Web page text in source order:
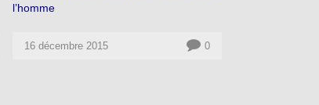
l’homme
16 décembre 2015 0